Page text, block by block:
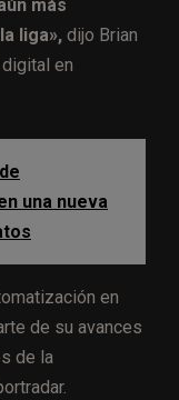
más
liga», dijo Brian
en
una nueva
en
de su avances
de la